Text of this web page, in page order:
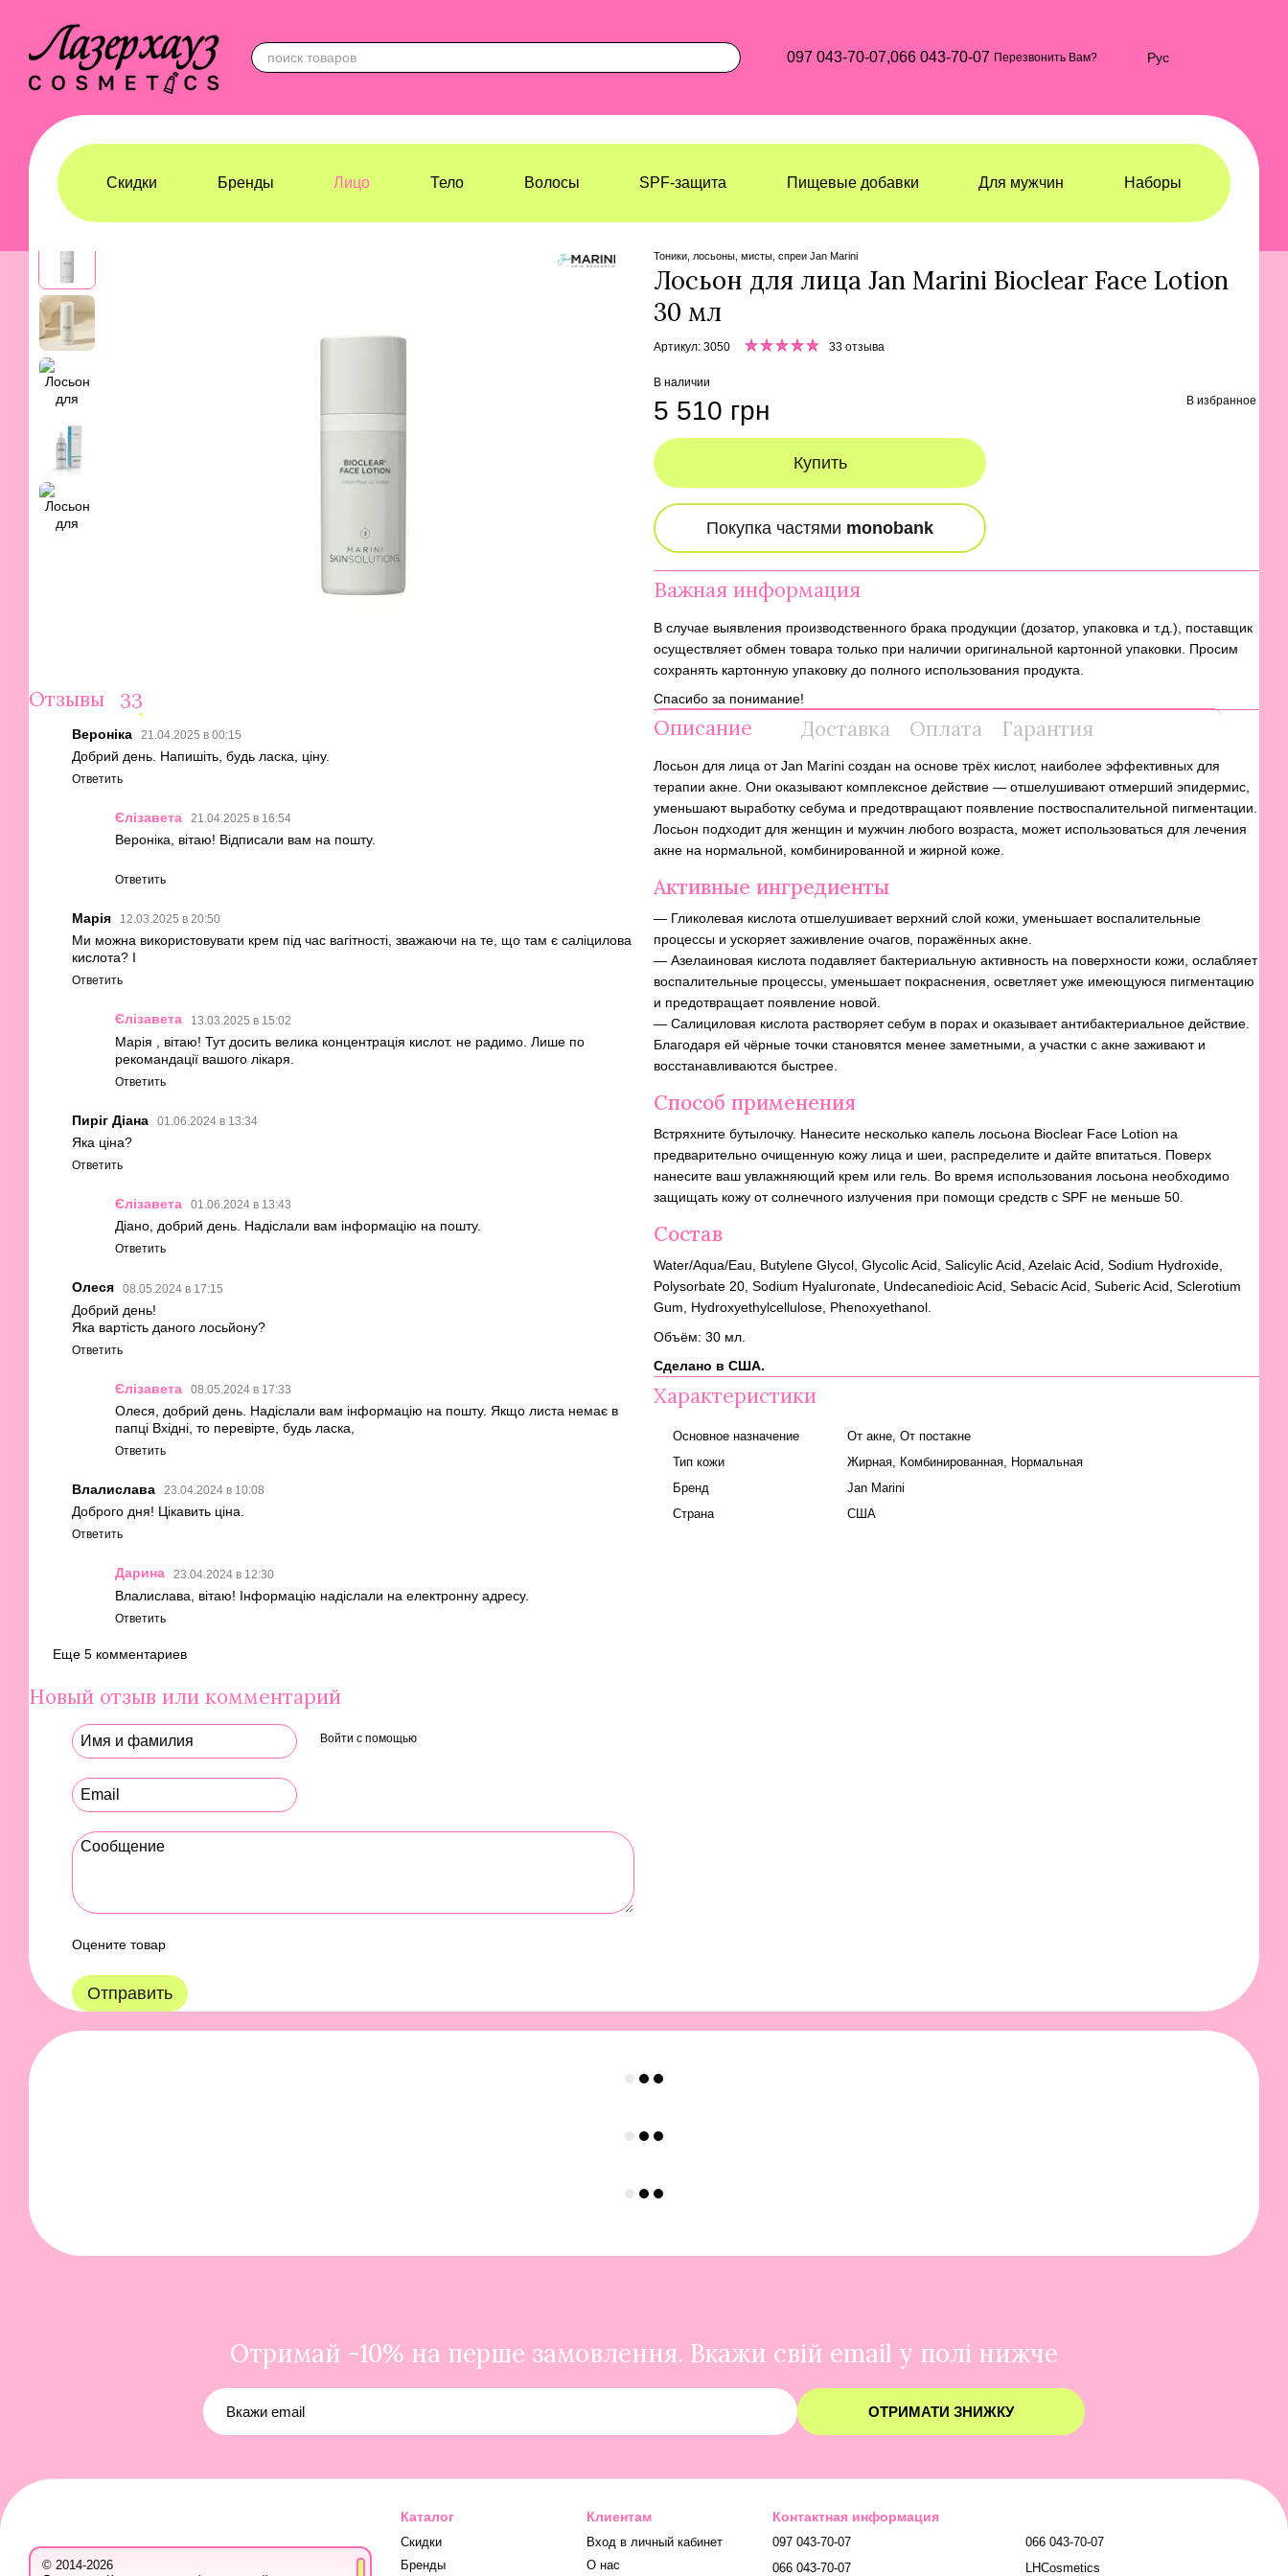
097 043-70-07,066 043-70-07 Перезвонить Вам? Рус
Скидки Бренды Лицо Тело Волосы SPF-защита Пищевые добавки Для мужчин Наборы
Отзывы 33
Вероніка 21.04.2025 в 00:15
Добрий день. Напишіть, будь ласка, ціну.
Ответить
Єлізавета 21.04.2025 в 16:54
Вероніка, вітаю! Відписали вам на пошту.
Ответить
Марія 12.03.2025 в 20:50
Ми можна використовувати крем під час вагітності, зважаючи на те, що там є саліцилова
кислота? І
Ответить
Єлізавета 13.03.2025 в 15:02
Марія , вітаю! Тут досить велика концентрація кислот. не радимо. Лише по
рекомандації вашого лікаря.
Ответить
Пиріг Діана 01.06.2024 в 13:34
Яка ціна?
Ответить
Єлізавета 01.06.2024 в 13:43
Діано, добрий день. Надіслали вам інформацію на пошту.
Ответить
Олеся 08.05.2024 в 17:15
Добрий день!
Яка вартість даного лосьйону?
Ответить
Єлізавета 08.05.2024 в 17:33
Олеся, добрий день. Надіслали вам інформацію на пошту. Якщо листа немає в
папці Вхідні, то перевірте, будь ласка,
Ответить
Влалислава 23.04.2024 в 10:08
Доброго дня! Цікавить ціна.
Ответить
Дарина 23.04.2024 в 12:30
Влалислава, вітаю! Інформацію надіслали на електронну адресу.
Ответить
Еще 5 комментариев
Новый отзыв или комментарий
Войти с помощью
Оцените товар
Отправить
Тоники, лосьоны, мисты, спреи Jan Marini
Лосьон для лица Jan Marini Bioclear Face Lotion
30 мл
Артикул: 3050 33 отзыва
5 510 грн
В наличии
В избранное
Купить
Важная информация
В случае выявления производственного брака продукции (дозатор, упаковка и т.д.), поставщик
осуществляет обмен товара только при наличии оригинальной картонной упаковки. Просим
сохранять картонную упаковку до полного использования продукта.
Спасибо за понимание!
Доставка Оплата Гарантия
Описание
Лосьон для лица от Jan Marini создан на основе трёх кислот, наиболее эффективных для
терапии акне. Они оказывают комплексное действие — отшелушивают отмерший эпидермис,
уменьшают выработку себума и предотвращают появление поствоспалительной пигментации.
Лосьон подходит для женщин и мужчин любого возраста, может использоваться для лечения
акне на нормальной, комбинированной и жирной коже.
Активные ингредиенты
— Гликолевая кислота отшелушивает верхний слой кожи, уменьшает воспалительные
процессы и ускоряет заживление очагов, поражённых акне.
— Азелаиновая кислота подавляет бактериальную активность на поверхности кожи, ослабляет
воспалительные процессы, уменьшает покраснения, осветляет уже имеющуюся пигментацию
и предотвращает появление новой.
— Салициловая кислота растворяет себум в порах и оказывает антибактериальное действие.
Благодаря ей чёрные точки становятся менее заметными, а участки с акне заживают и
восстанавливаются быстрее.
Способ применения
Встряхните бутылочку. Нанесите несколько капель лосьона Bioclear Face Lotion на
предварительно очищенную кожу лица и шеи, распределите и дайте впитаться. Поверх
нанесите ваш увлажняющий крем или гель. Во время использования лосьона необходимо
защищать кожу от солнечного излучения при помощи средств с SPF не меньше 50.
Состав
Water/Aqua/Eau, Butylene Glycol, Glycolic Acid, Salicylic Acid, Azelaic Acid, Sodium Hydroxide,
Polysorbate 20, Sodium Hyaluronate, Undecanedioic Acid, Sebacic Acid, Suberic Acid, Sclerotium
Gum, Hydroxyethylcellulose, Phenoxyethanol.
Объём: 30 мл.
Сделано в США.
Характеристики
Основное назначение
От акне, От постакне
Тип кожи
Жирная, Комбинированная, Нормальная
Бренд
Jan Marini
Страна
США
Отримай -10% на перше замовлення. Вкажи свій email у полі нижче
ОТРИМАТИ ЗНИЖКУ
© 2014-2026
Каталог
Скидки
Бренды
Клиентам
Вход в личный кабинет
О нас
Контактная информация
097 043-70-07
066 043-70-07
066 043-70-07
LHCosmetics